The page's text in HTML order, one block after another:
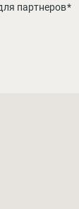
партнеров*